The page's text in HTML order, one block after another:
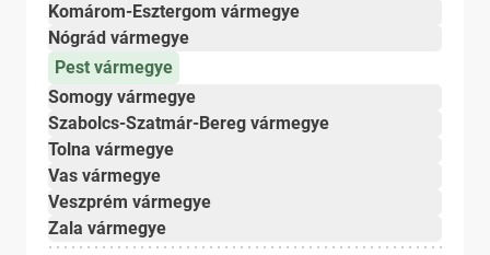
Komárom-Esztergom vármegye
Nógrád vármegye
Pest vármegye
Somogy vármegye
Szabolcs-Szatmár-Bereg vármegye
Tolna vármegye
Vas vármegye
Veszprém vármegye
Zala vármegye